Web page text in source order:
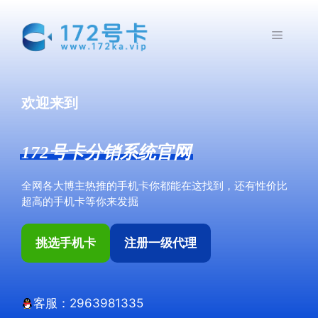
菜
欢迎来到
172号卡分销系统官网
全网各大博主热推的手机卡你都能在这找到，还有性价比
超高的手机卡等你来发掘
挑选手机卡 注册一级代理
客服：2963981335